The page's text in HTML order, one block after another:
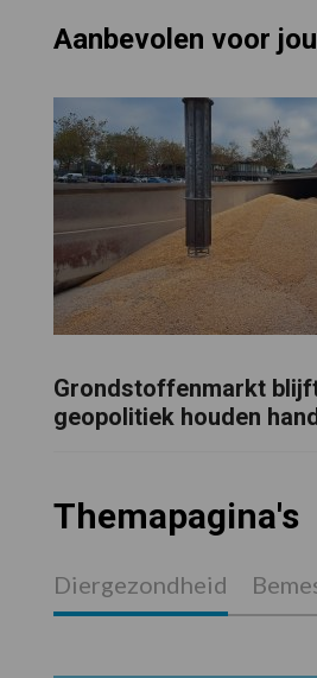
Aanbevolen voor
Grondstoffenmarkt
geopolitiek houden
Themapagina's
Diergezondheid